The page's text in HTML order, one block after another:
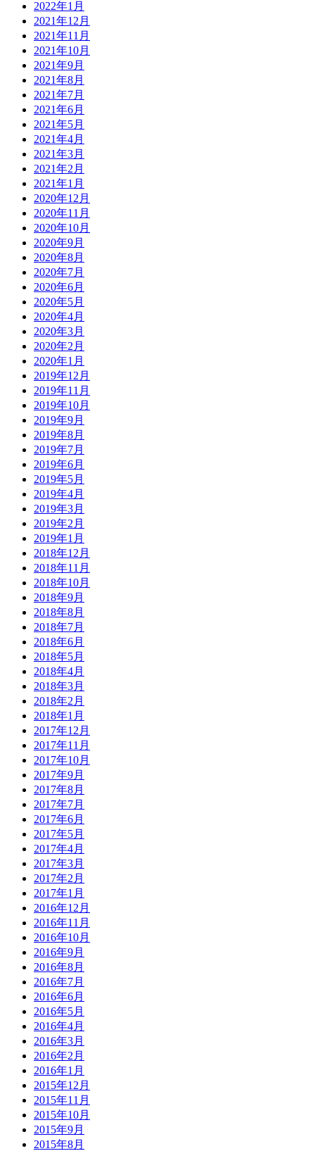
2022年1月
2021年12月
2021年11月
2021年10月
2021年9月
2021年8月
2021年7月
2021年6月
2021年5月
2021年4月
2021年3月
2021年2月
2021年1月
2020年12月
2020年11月
2020年10月
2020年9月
2020年8月
2020年7月
2020年6月
2020年5月
2020年4月
2020年3月
2020年2月
2020年1月
2019年12月
2019年11月
2019年10月
2019年9月
2019年8月
2019年7月
2019年6月
2019年5月
2019年4月
2019年3月
2019年2月
2019年1月
2018年12月
2018年11月
2018年10月
2018年9月
2018年8月
2018年7月
2018年6月
2018年5月
2018年4月
2018年3月
2018年2月
2018年1月
2017年12月
2017年11月
2017年10月
2017年9月
2017年8月
2017年7月
2017年6月
2017年5月
2017年4月
2017年3月
2017年2月
2017年1月
2016年12月
2016年11月
2016年10月
2016年9月
2016年8月
2016年7月
2016年6月
2016年5月
2016年4月
2016年3月
2016年2月
2016年1月
2015年12月
2015年11月
2015年10月
2015年9月
2015年8月